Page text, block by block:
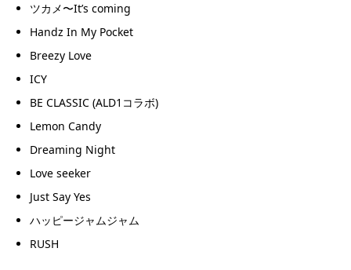
ツカメ〜It’s coming
Handz In My Pocket
Breezy Love
ICY
BE CLASSIC (ALD1コラボ)
Lemon Candy
Dreaming Night
Love seeker
Just Say Yes
ハッピージャムジャム
RUSH